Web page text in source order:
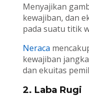
Menyajikan
kewajiban, dan
pada suatu titik
Neraca
kewajiban
dan ekuitas
2. Laba Rugi